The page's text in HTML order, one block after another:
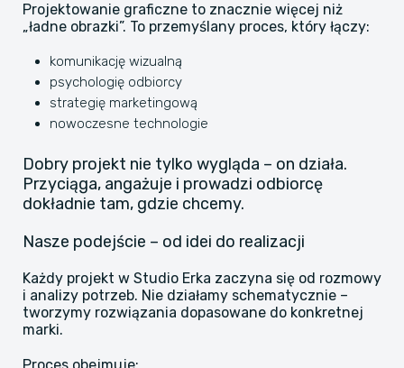
Projektowanie graficzne to znacznie więcej niż
„ładne obrazki”. To przemyślany proces, który łączy:
komunikację wizualną
psychologię odbiorcy
strategię marketingową
nowoczesne technologie
Dobry projekt nie tylko wygląda – on działa.
Przyciąga, angażuje i prowadzi odbiorcę
dokładnie tam, gdzie chcemy.
Nasze podejście – od idei do realizacji
Każdy projekt w Studio Erka zaczyna się od rozmowy
i analizy potrzeb. Nie działamy schematycznie –
tworzymy rozwiązania dopasowane do konkretnej
marki.